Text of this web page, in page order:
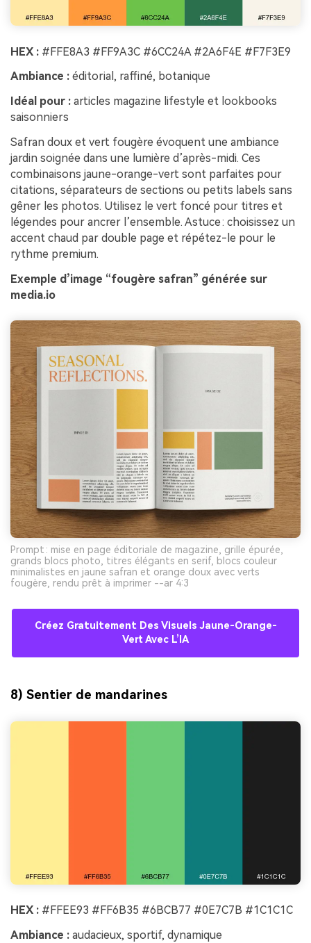
HEX : #FFE8A3 #FF9A3C #6CC24A #2A6F4E #F7F3E9
Ambiance : éditorial, raffiné, botanique
Idéal pour : articles magazine lifestyle et lookbooks
saisonniers
Safran doux et vert fougère évoquent une ambiance
jardin soignée dans une lumière d’après-midi. Ces
combinaisons jaune-orange-vert sont parfaites pour
citations, séparateurs de sections ou petits labels sans
gêner les photos. Utilisez le vert foncé pour titres et
légendes pour ancrer l’ensemble. Astuce : choisissez un
accent chaud par double page et répétez-le pour le
rythme premium.
Exemple d’image “fougère safran” générée sur
media.io
Prompt : mise en page éditoriale de magazine, grille épurée,
grands blocs photo, titres élégants en serif, blocs couleur
minimalistes en jaune safran et orange doux avec verts
fougère, rendu prêt à imprimer --ar 4:3
Créez Gratuitement Des Visuels Jaune-Orange-
Vert Avec L’IA
8) Sentier de mandarines
HEX : #FFEE93 #FF6B35 #6BCB77 #0E7C7B #1C1C1C
Ambiance : audacieux, sportif, dynamique